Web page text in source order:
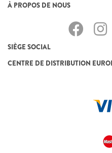
À PROPOS DE NOUS
SIÈGE SOCIAL
CENTRE DE DISTRIBUTION